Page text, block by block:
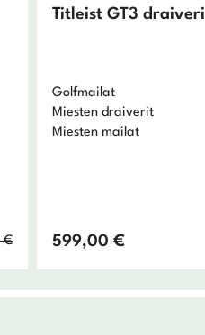
€Alkuperäinen
Nykyinen
Titleist GT3 draiveri
Golfmailat
Miesten draiverit
Miesten mailat
599,00 €